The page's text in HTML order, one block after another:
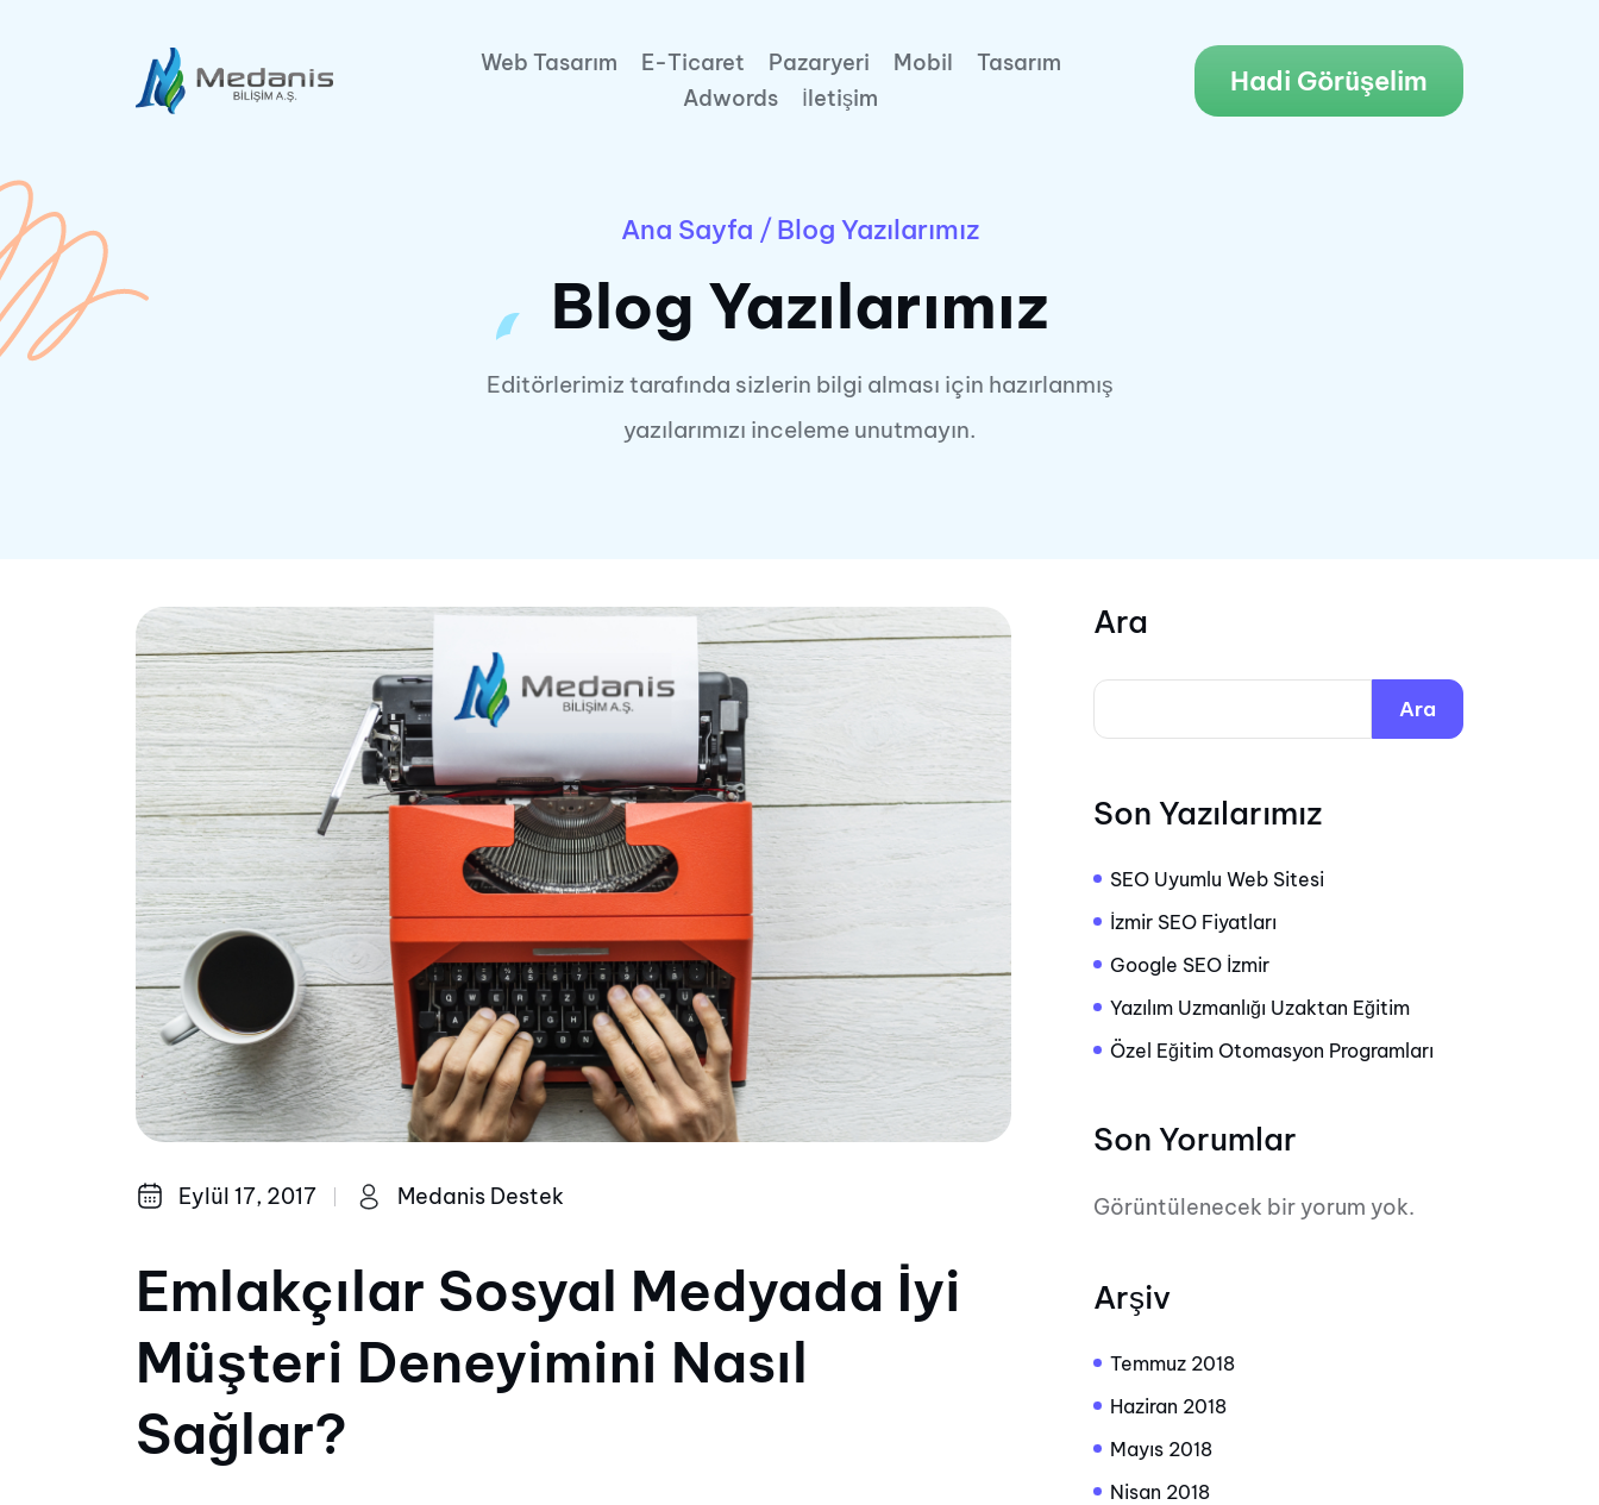
Web Tasarım E-Ticaret Pazaryeri Mobil
Tasarım
Adwords
İletişim
Hadi Görüşelim
Ana Sayfa /Blog Yazılarımız
Blog Yazılarımız
Editörlerimiz tarafında sizlerin bilgi alması için hazırlanmış
yazılarımızı inceleme unutmayın.
Eylül 17, 2017 Medanis Destek
Emlakçılar Sosyal Medyada İyi
Müşteri Deneyimini Nasıl
Sağlar?
Ara
Ara
Son Yazılarımız
SEO Uyumlu Web Sitesi
İzmir SEO Fiyatları
Google SEO İzmir
Yazılım Uzmanlığı Uzaktan Eğitim
Özel Eğitim Otomasyon Programları
Son Yorumlar
Görüntülenecek bir yorum yok.
Arşiv
Temmuz 2018
Haziran 2018
Mayıs 2018
Nisan 2018